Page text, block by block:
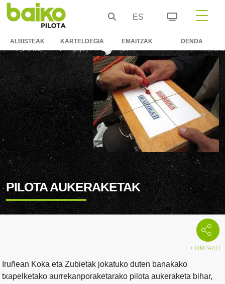
ES
ALBISTEAK KARTELDEGIA EMAITZAK DENDA
PILOTA AUKERAKETAK
Iruñean Koka eta Zubietak jokatuko duten banakako
txapelketako aurrekanporaketarako pilota aukeraketa bihar,